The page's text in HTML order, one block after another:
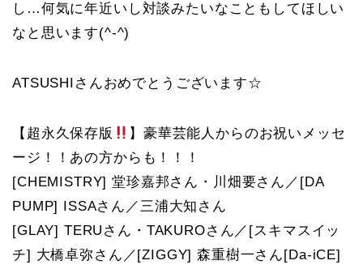
し…何気に年近いし対談みたいなこともしてほしい
なと思います(^-^)
ATSUSHIさんおめでとうございます☆
【超永久保存版
】豪華芸能人からのお祝いメッセ
ージ！！あの方からも！！！
[CHEMISTRY] 堂珍嘉邦さん・川畑要さん／[DA
PUMP] ISSAさん／三浦大知さん
[GLAY] TERUさん・TAKUROさん／[スキマスイッ
チ] 大橋卓弥さん／[ZIGGY] 森重樹一さん[Da-iCE]